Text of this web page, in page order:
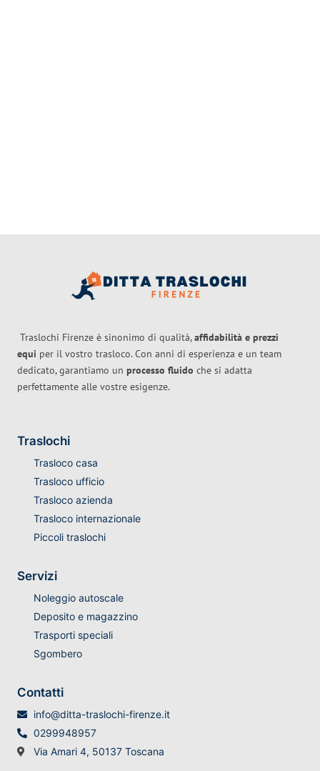
Traslochi Firenze è sinonimo di qualità,affidabilità e prezzi
equi per il vostro trasloco. Con anni di esperienza e un team
dedicato, garantiamo un processo fluido che si adatta
perfettamente alle vostre esigenze.
Traslochi
Trasloco casa
Trasloco ufficio
Trasloco azienda
Trasloco internazionale
Piccoli traslochi
Servizi
Noleggio autoscale
Deposito e magazzino
Trasporti speciali
Sgombero
Contatti
info@ditta-traslochi-firenze.it
0299948957
Via Amari 4, 50137 Toscana